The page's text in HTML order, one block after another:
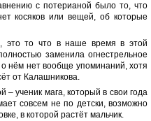
с потерианой было то, что
косяков или вещей, об которые
это то что в наше время в этой
заменила огнестрельное
нём нет вообще упоминаний, хотя
от Калашникова.
– ученик мага, который в свои года
совсем не по детски, возможно
в которой растёт мальчик.